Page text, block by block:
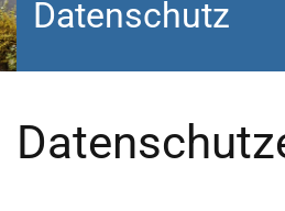
Datenschutz